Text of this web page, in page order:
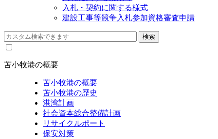
入札・契約に関する様式
建設工事等競争入札参加資格審査申請
苫小牧港の概要
苫小牧港の概要
苫小牧港の歴史
港湾計画
社会資本総合整備計画
リサイクルポート
保安対策